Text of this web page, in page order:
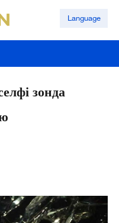
Language
зонда